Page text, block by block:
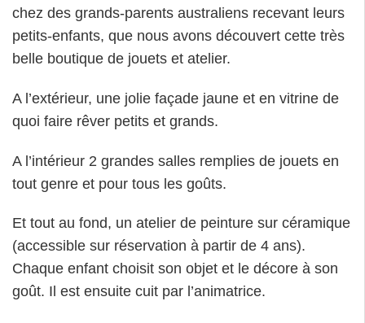
chez des grands-parents australiens recevant leurs
petits-enfants, que nous avons découvert cette très
belle boutique de jouets et atelier.
A l’extérieur, une jolie façade jaune et en vitrine de
quoi faire rêver petits et grands.
A l’intérieur 2 grandes salles remplies de jouets en
tout genre et pour tous les goûts.
Et tout au fond, un atelier de peinture sur céramique
(accessible sur réservation à partir de 4 ans).
Chaque enfant choisit son objet et le décore à son
goût. Il est ensuite cuit par l’animatrice.